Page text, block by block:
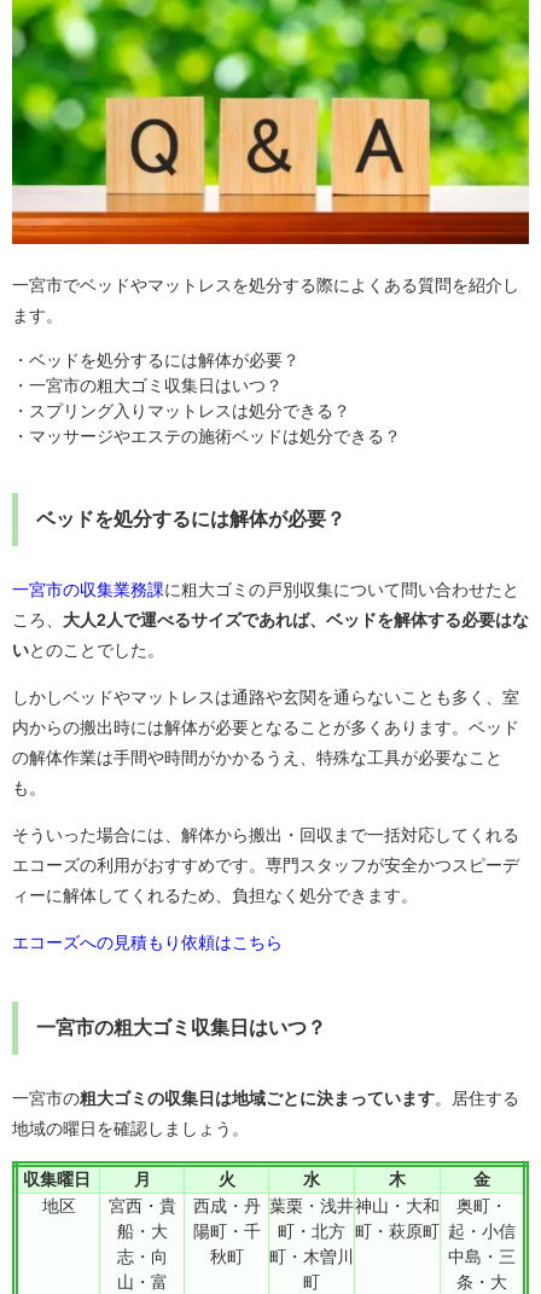
一宮市でベッドやマットレスを処分する際によくある質問を紹介し
ます。
・ベッドを処分するには解体が必要？
・一宮市の粗大ゴミ収集日はいつ？
・スプリング入りマットレスは処分できる？
・マッサージやエステの施術ベッドは処分できる？
ベッドを処分するには解体が必要？
一宮市の収集業務課に粗大ゴミの戸別収集について問い合わせたと
ころ、 大人2人で運べるサイズであれば、ベッドを解体する必要はな
いとのことでした。
しかしベッドやマットレスは通路や玄関を通らないことも多く、室
内からの搬出時には解体が必要となることが多くあります。ベッド
の解体作業は手間や時間がかかるうえ、特殊な工具が必要なこと
も。
そういった場合には、解体から搬出・回収まで一括対応してくれる
エコーズの利用がおすすめです。専門スタッフが安全かつスピーデ
ィーに解体してくれるため、負担なく処分できます。
エコーズへの見積もり依頼はこちら
一宮市の粗大ゴミ収集日はいつ？
一宮市の粗大ゴミの収集日は地域ごとに決まっています。居住する
地域の曜日を確認しましょう。
収集曜日 月 火 水 木
金
地区
宮西・貴
船・大
志・向
山・富
西成・丹
陽町・千
秋町
葉栗・浅井
町・北方
町・木曽川
町
神山・大和
町・萩原町
奥町・
起・小信
中島・三
条・大